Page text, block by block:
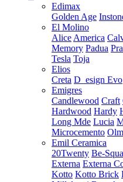
Edimax
Golden Age
El Molino
Alice America
Memory Padua
Tesla Toja
Elios
Creta D_esign Evo
Emigres
Candlewood Craft
Hardwood Hardy
Long Mde Lucia
Microcemento
Emil Ceramica
20Twenty Be-
Externa Externa
Kotto Kotto Brick